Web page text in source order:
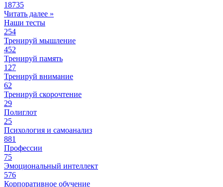
18735
Читать далее »
Наши тесты
254
Тренируй мышление
452
Тренируй память
127
Тренируй внимание
62
Тренируй скорочтение
29
Полиглот
25
Психология и самоанализ
881
Профессии
75
Эмоциональный интеллект
576
Корпоративное обучение